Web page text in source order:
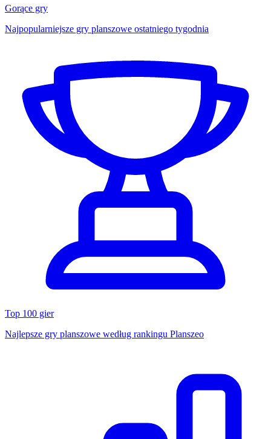
Gorące gry
Najpopularniejsze gry planszowe ostatniego tygodnia
Top 100 gier
Najlepsze gry planszowe według rankingu Planszeo